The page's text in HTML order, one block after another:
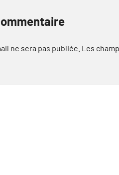
ne sera pas publiée. Les